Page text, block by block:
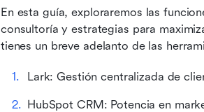
En esta guía, exploraremos las
consultoría y estrategias para
tienes un breve adelanto de las
Lark: Gestión centralizada de
HubSpot CRM: Potencia en